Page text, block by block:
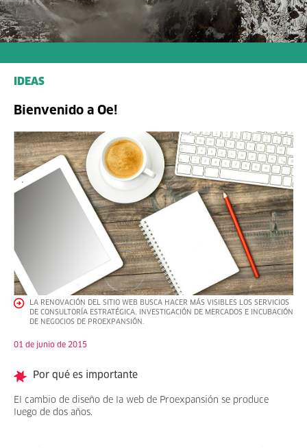
IDEAS
Bienvenido a Oe!
LA RENOVACIÓN DEL SITIO WEB BUSCA HACER MÁS VISIBLES LOS SERVICIOS
DE CONSULTORÍA ESTRATÉGICA, INVESTIGACIÓN DE MERCADOS E INCUBACIÓN
DE NEGOCIOS DE PROEXPANSIÓN.
01 de junio de 2015
Por qué es importante
El cambio de diseño de la web de Proexpansión se produce
luego de dos años.